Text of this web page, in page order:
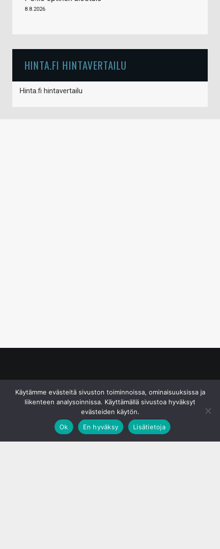
8.8.2026
HINTA.FI HINTAVERTAILU
Hinta.fi hintavertailu
Käytämme evästeitä sivuston toiminnoissa, ominaisuuksissa ja
liikenteen analysoinnissa. Käyttämällä sivustoa hyväksyt
evästeiden käytön.
Ok
En hyväksy Lisätietoja